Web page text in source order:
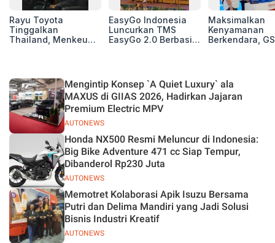
Rayu Toyota
Tinggalkan
Thailand, Menkeu
Basis Produksi
ASEAN
EasyGo Indonesia
Luncurkan TMS
EasyGo 2.0 Berbasis
Maksimalkan
Kenyamanan
Berkendara,
2026
AUTONEWS
Mengintip Konsep `A Quiet Luxury` ala
MAXUS di GIIAS 2026, Hadirkan Jajaran
Premium Electric MPV
AUTONEWS
Honda NX500 Resmi Meluncur di Indonesia:
Big Bike Adventure 471 cc Siap Tempur,
Dibanderol Rp230 Juta
AUTONEWS
Memotret Kolaborasi Apik Isuzu Bersama
Putri dan Delima Mandiri yang Jadi Solusi
Bisnis Industri Kreatif